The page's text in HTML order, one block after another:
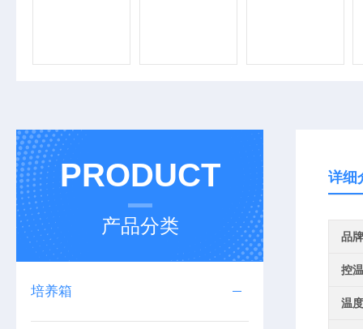
PRODUCT
产品分类
培养箱
详细
品牌
控
温